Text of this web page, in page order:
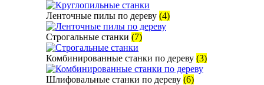
Ленточные пилы по дереву (4)
Строгальные станки (7)
Комбинированные станки по дереву (3)
Шлифовальные станки по дереву (6)